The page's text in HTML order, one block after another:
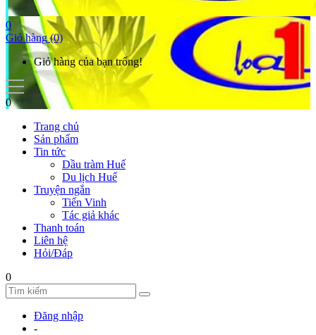
0
Giỏ hàng (0)
Giỏ hàng của bạn trống!
0
Trang chủ
Sản phẩm
Tin tức
Dầu tràm Huế
Du lịch Huế
Truyện ngắn
Tiến Vinh
Tác giả khác
Thanh toán
Liên hệ
Hỏi/Đáp
0
Đăng nhập
-